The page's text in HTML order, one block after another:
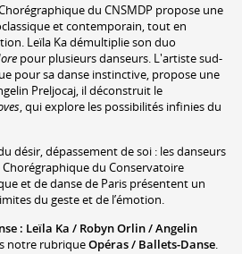
du CNSMDP propose une
et contemporain, tout en
Leïla Ka démultiplie son duo
pour plusieurs danseurs. L'artiste sud-
pour sa danse instinctive, propose une
Preljocaj, il déconstruit le
, qui explore les possibilités infinies du
désir, dépassement de soi : les danseurs
Chorégraphique du Conservatoire
et de danse de Paris présentent un
du geste et de l’émotion.
: Leïla Ka / Robyn Orlin / Angelin
notre rubriqueOpéras / Ballets-Danse.